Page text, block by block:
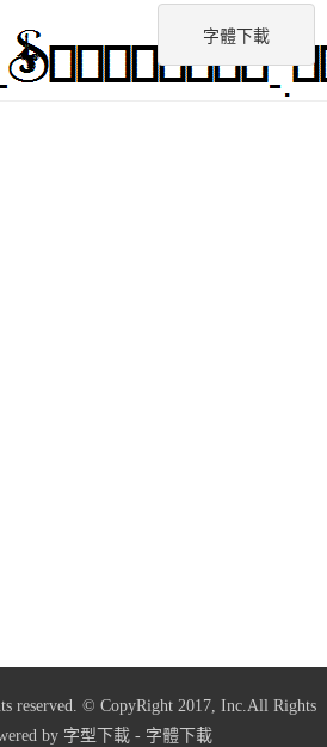
字體下載
reserved. © CopyRight 2017, Inc.All Rights
by 字型下載- 字體下載